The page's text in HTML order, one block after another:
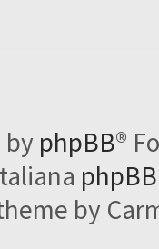
by phpBB®
by